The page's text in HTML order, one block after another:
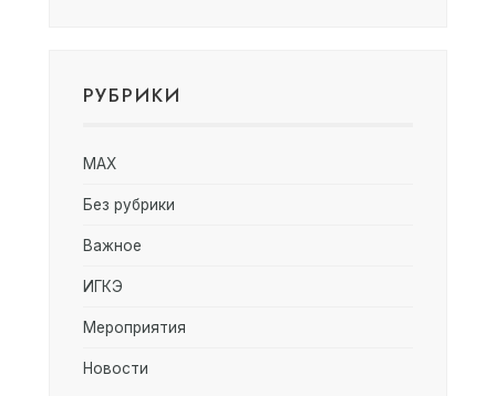
РУБРИКИ
MAX
Без рубрики
Важное
ИГКЭ
Мероприятия
Новости